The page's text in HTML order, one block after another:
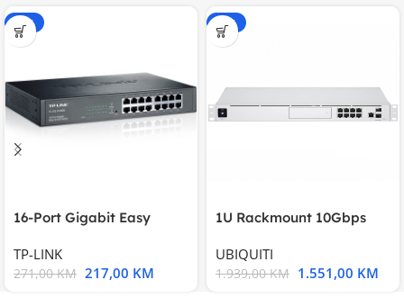
-20%
16-Port Gigabit Easy
TP-LINK
271,00KM 217,00 KM
-20%
1U Rackmount 10Gbps
UBIQUITI
1.939,00KM 1.551,00 KM